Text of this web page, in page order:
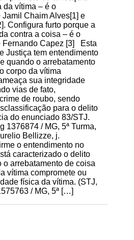
da vítima – é o
Chaim Alves[1] e
Configura furto porque a
contra a coisa – é o
Fernando Capez [3] Esta
Justiça tem entendimento
quando o arrebatamento
corpo da vítima
sua integridade
vias de fato,
de roubo, sendo
para o delito
do enunciado 83/STJ.
1376874 / MG, 5ª Turma,
Bellizze, j.
o entendimento no
caracterizado o delito
o arrebatamento de coisa
vítima compromete ou
física da vítima. (STJ,
/ MG, 5ª […]